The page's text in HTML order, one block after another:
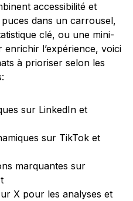
accessibilité et
dans un carrousel,
clé, ou une mini-
l’expérience, voici
à prioriser selon les
sur LinkedIn et
sur TikTok et
marquantes sur
X pour les analyses et